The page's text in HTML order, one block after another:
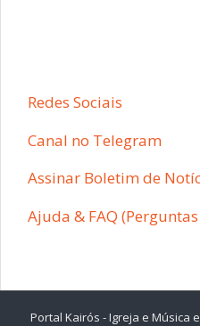
Redes Sociais
Canal no Telegram
Assinar Boletim de
Ajuda & FAQ
Portal Kairós - Igreja e Música